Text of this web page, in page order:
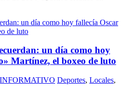
un día como hoy
Martínez, el boxeo de luto
Deportes, Locales,